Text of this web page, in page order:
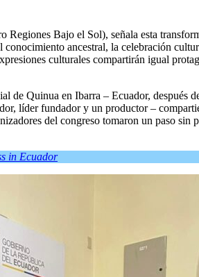
Bajo el Sol), señala esta
ancestral, la celebración
culturales compartirán igual
Quinua en Ibarra – Ecuador, después
líder fundador y un productor –
del congreso tomaron un paso sin
in Ecuador